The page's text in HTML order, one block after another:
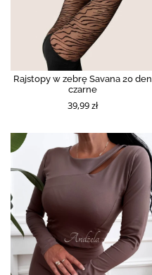
Rajstopy w zebrę Savana 20 den
czarne
39,99 zł